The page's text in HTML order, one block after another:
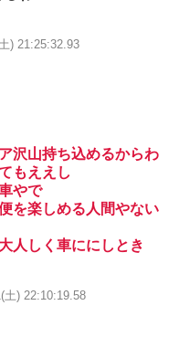
) 21:25:32.93
沢山持ち込めるからわ
もええし
やで
を楽しめる人間やない
人しく車ににしとき
土) 22:10:19.58